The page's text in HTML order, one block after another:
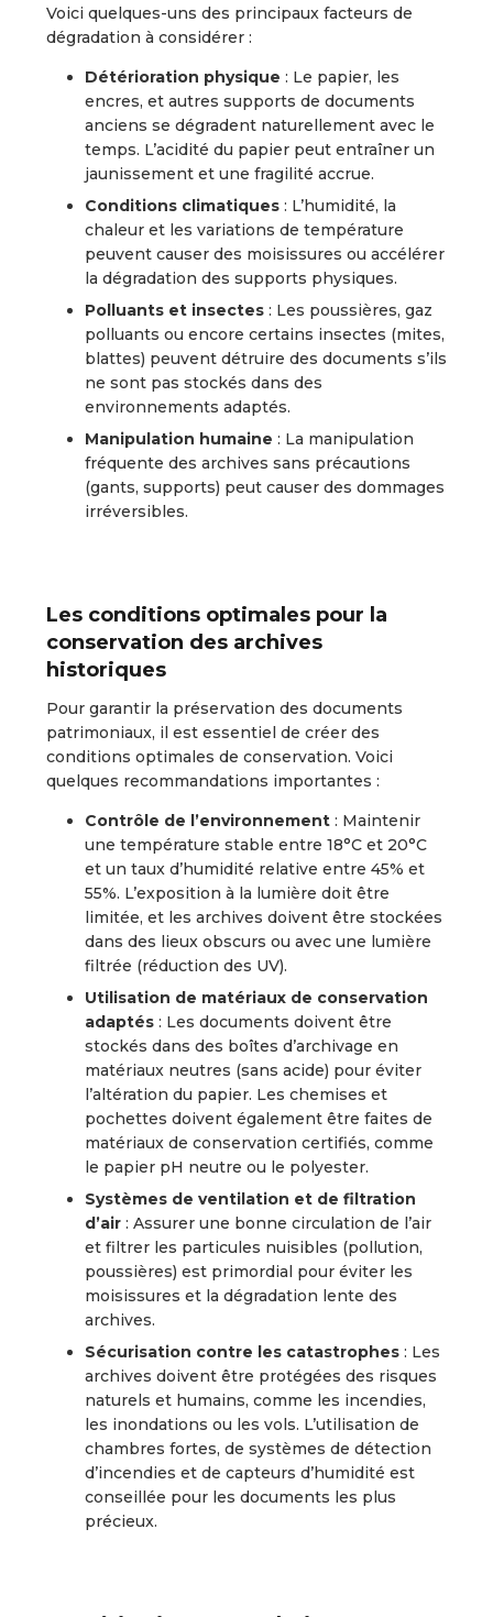
Voici quelques-uns des principaux facteurs de
dégradation à considérer :
Détérioration physique : Le papier, les
encres, et autres supports de documents
anciens se dégradent naturellement avec le
temps. L’acidité du papier peut entraîner un
jaunissement et une fragilité accrue.
Conditions climatiques : L’humidité, la
chaleur et les variations de température
peuvent causer des moisissures ou accélérer
la dégradation des supports physiques.
Polluants et insectes : Les poussières, gaz
polluants ou encore certains insectes (mites,
blattes) peuvent détruire des documents s’ils
ne sont pas stockés dans des
environnements adaptés.
Manipulation humaine : La manipulation
fréquente des archives sans précautions
(gants, supports) peut causer des dommages
irréversibles.
Les conditions optimales pour la
conservation des archives
historiques
Pour garantir la préservation des documents
patrimoniaux, il est essentiel de créer des
conditions optimales de conservation. Voici
quelques recommandations importantes :
Contrôle de l’environnement : Maintenir
une température stable entre 18°C et 20°C
et un taux d’humidité relative entre 45% et
55%. L’exposition à la lumière doit être
limitée, et les archives doivent être stockées
dans des lieux obscurs ou avec une lumière
filtrée (réduction des UV).
Utilisation de matériaux de conservation
adaptés : Les documents doivent être
stockés dans des boîtes d’archivage en
matériaux neutres (sans acide) pour éviter
l’altération du papier. Les chemises et
pochettes doivent également être faites de
matériaux de conservation certifiés, comme
le papier pH neutre ou le polyester.
Systèmes de ventilation et de filtration
d’air : Assurer une bonne circulation de l’air
et filtrer les particules nuisibles (pollution,
poussières) est primordial pour éviter les
moisissures et la dégradation lente des
archives.
Sécurisation contre les catastrophes : Les
archives doivent être protégées des risques
naturels et humains, comme les incendies,
les inondations ou les vols. L’utilisation de
chambres fortes, de systèmes de détection
d’incendies et de capteurs d’humidité est
conseillée pour les documents les plus
précieux.